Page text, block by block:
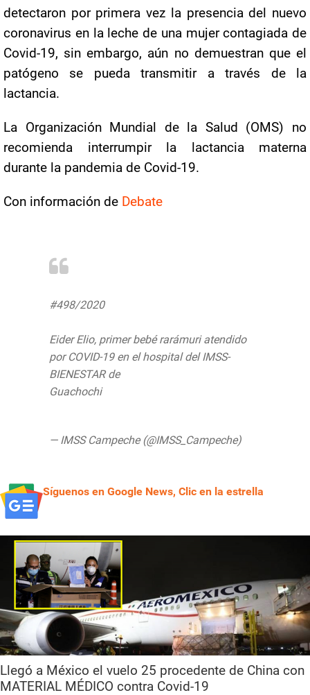
detectaron por primera vez la presencia del nuevo
coronavirus en la leche de una mujer contagiada de
Covid-19, sin embargo, aún no demuestran que el
patógeno se pueda transmitir a través de la
lactancia.
La Organización Mundial de la Salud (OMS) no
recomienda interrumpir la lactancia materna
durante la pandemia de Covid-19.
Con información de Debate
#498/2020
Eider Elio, primer bebé rarámuri atendido
por COVID-19 en el hospital del IMSS-
BIENESTAR de
Guachochihttps://t.co/qJ6Eb3Rjii
— IMSS Campeche (@IMSS_Campeche)
Síguenos en Google News, Clic en la estrella
Llegó a México el vuelo 25 procedente de China con
MATERIAL MÉDICO contra Covid-19